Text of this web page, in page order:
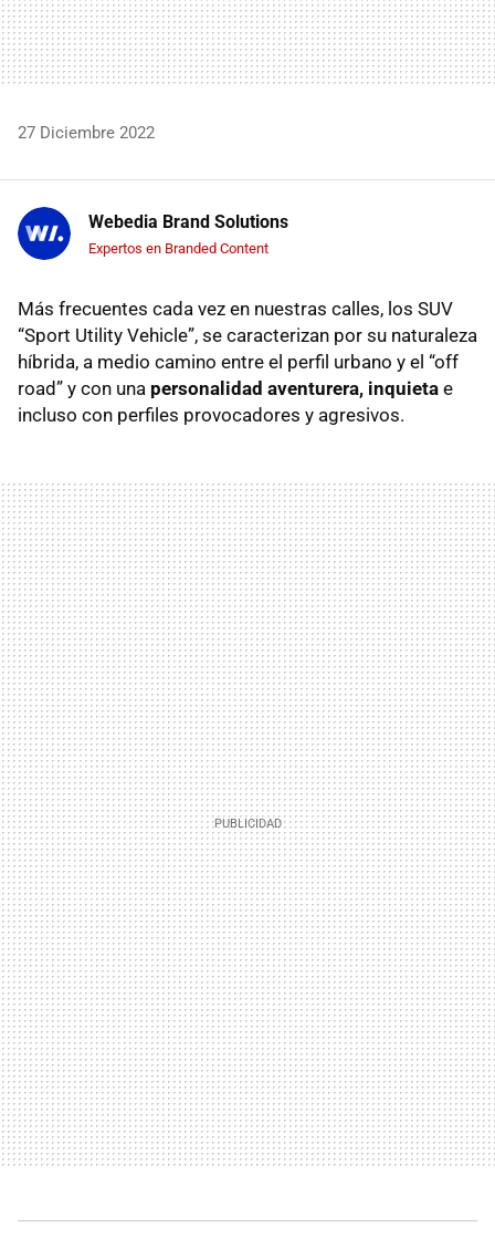
27 Diciembre 2022
Webedia Brand Solutions
Expertos en Branded Content
Más frecuentes cada vez en nuestras calles, los SUV
“Sport Utility Vehicle”, se caracterizan por su naturaleza
híbrida, a medio camino entre el perfil urbano y el “off
road” y con una personalidad aventurera, inquieta e
incluso con perfiles provocadores y agresivos.